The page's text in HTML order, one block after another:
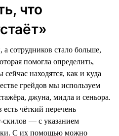
что
а сотрудников стало больше,
помогла определить,
находятся, как и куда
грейдов мы используем
джуна, мидла и сеньора.
чёткий перечень
— с указанием
С их помощью можно